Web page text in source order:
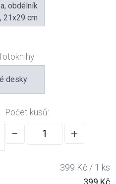
obdélník
21x29 cm
desky
Počet kusů:
− +
399 Kč / 1 ks
399 Kč